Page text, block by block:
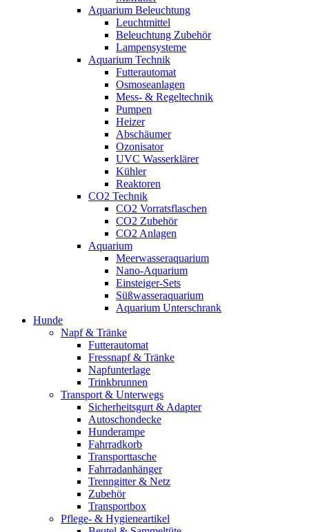
Aquarium Beleuchtung
Leuchtmittel
Beleuchtung Zubehör
Lampensysteme
Aquarium Technik
Futterautomat
Osmoseanlagen
Mess- & Regeltechnik
Pumpen
Heizer
Abschäumer
Ozonisator
UVC Wasserklärer
Kühler
Reaktoren
CO2 Technik
CO2 Vorratsflaschen
CO2 Zubehör
CO2 Anlagen
Aquarium
Meerwasseraquarium
Nano-Aquarium
Einsteiger-Sets
Süßwasseraquarium
Aquarium Unterschrank
Hunde
Napf & Tränke
Futterautomat
Fressnapf & Tränke
Napfunterlage
Trinkbrunnen
Transport & Unterwegs
Sicherheitsgurt & Adapter
Autoschondecke
Hunderampe
Fahrradkorb
Transporttasche
Fahrradanhänger
Trenngitter & Netz
Zubehör
Transportbox
Pflege- & Hygieneartikel